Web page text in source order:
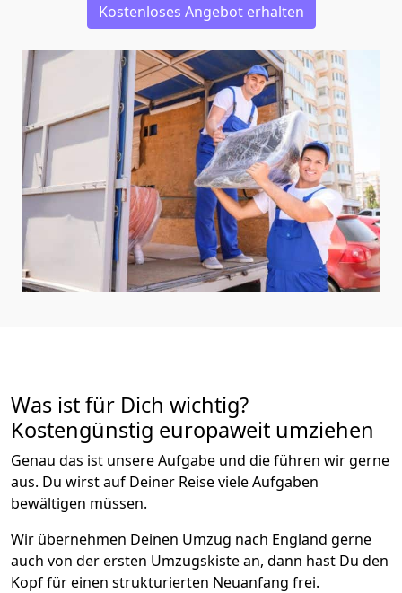
Kostenloses Angebot erhalten
Was ist für Dich wichtig?
Kostengünstig europaweit umziehen
Genau das ist unsere Aufgabe und die führen wir gerne
aus. Du wirst auf Deiner Reise viele Aufgaben
bewältigen müssen.
Wir übernehmen Deinen Umzug nach England gerne
auch von der ersten Umzugskiste an, dann hast Du den
Kopf für einen strukturierten Neuanfang frei.